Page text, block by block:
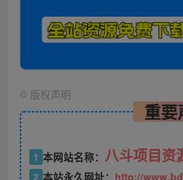
© 版权声明
重要
1 本网站名称： 八斗项目资
2 本站永久网址： http://